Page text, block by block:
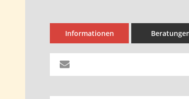
Informationen